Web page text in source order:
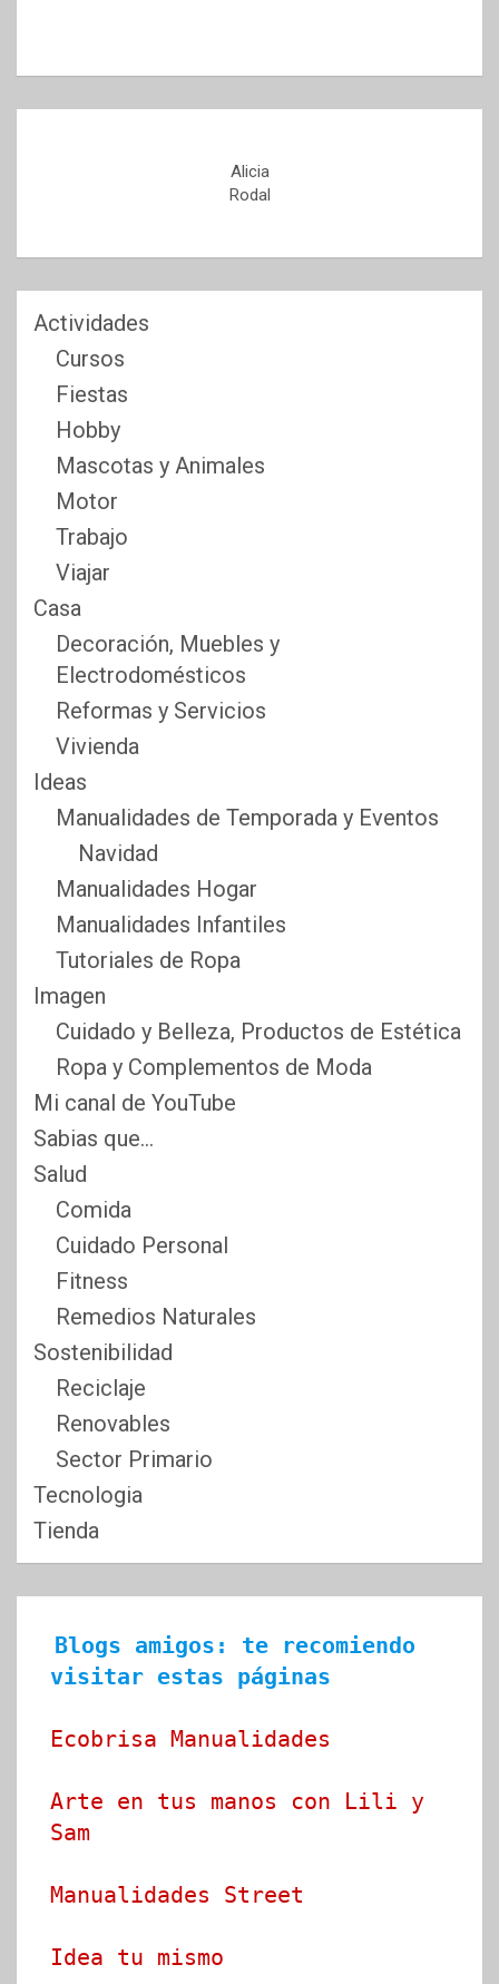
Alicia
Rodal
Actividades
Cursos
Fiestas
Hobby
Mascotas y Animales
Motor
Trabajo
Viajar
Casa
Decoración, Muebles y
Electrodomésticos
Reformas y Servicios
Vivienda
Ideas
Manualidades de Temporada y Eventos
Navidad
Manualidades Hogar
Manualidades Infantiles
Tutoriales de Ropa
Imagen
Cuidado y Belleza, Productos de Estética
Ropa y Complementos de Moda
Mi canal de YouTube
Sabias que…
Salud
Comida
Cuidado Personal
Fitness
Remedios Naturales
Sostenibilidad
Reciclaje
Renovables
Sector Primario
Tecnologia
Tienda
Blogs amigos: te recomiendo
visitar estas páginas
Ecobrisa Manualidades
Arte en tus manos con Lili y
Sam
Manualidades Street
Idea tu mismo